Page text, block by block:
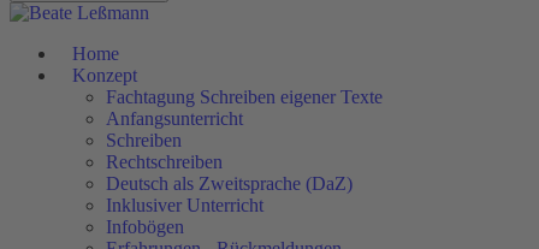
Home
Konzept
Fachtagung Schreiben eigener Texte
Anfangsunterricht
Schreiben
Rechtschreiben
Deutsch als Zweitsprache (DaZ)
Inklusiver Unterricht
Infobögen